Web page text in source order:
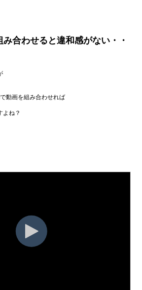
合わせると違和感がない・・
動画を組み合わせれば
よね？